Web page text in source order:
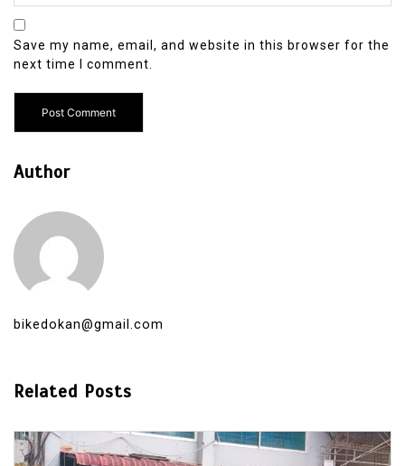
Save my name, email, and website in this browser for the
next time I comment.
Author
bikedokan@gmail.com
Related Posts